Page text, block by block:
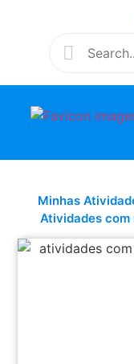
Minhas
Atividades com